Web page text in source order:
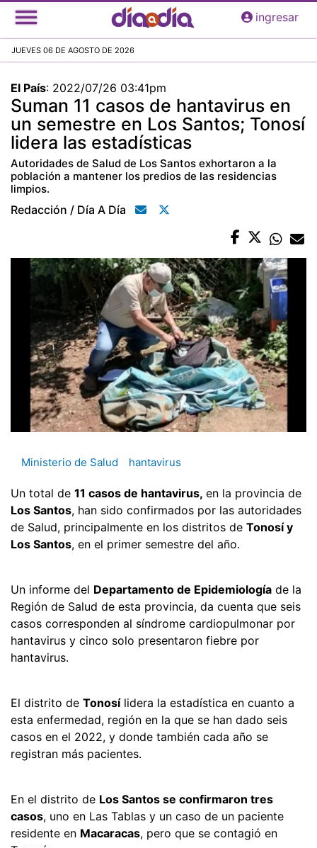
Pasar
al
principal
ingresar
JUEVES 06 DE AGOSTO DE 2026
El País: 2022/07/26 03:41pm
Suman 11 casos de hantavirus en
un semestre en Los Santos; Tonosí
lidera las estadísticas
Autoridades de Salud de Los Santos exhortaron a la
población a mantener los predios de las residencias
limpios.
Redacción / Día A Día
Ministerio de Salud hantavirus
Un total de 11 casos de hantavirus, en la provincia de
Los Santos, han sido confirmados por las autoridades
de Salud, principalmente en los distritos de Tonosí y
Los Santos, en el primer semestre del año.
Un informe del Departamento de Epidemiología de la
Región de Salud de esta provincia, da cuenta que seis
casos corresponden al síndrome cardiopulmonar por
hantavirus y cinco solo presentaron fiebre por
hantavirus.
El distrito de Tonosílidera la estadística en cuanto a
esta enfermedad, región en la que se han dado seis
casos en el 2022, y donde también cada año se
registran más pacientes.
En el distrito de Los Santos se confirmaron tres
casos, uno en Las Tablas y un caso de un paciente
residente en Macaracas, pero que se contagió en